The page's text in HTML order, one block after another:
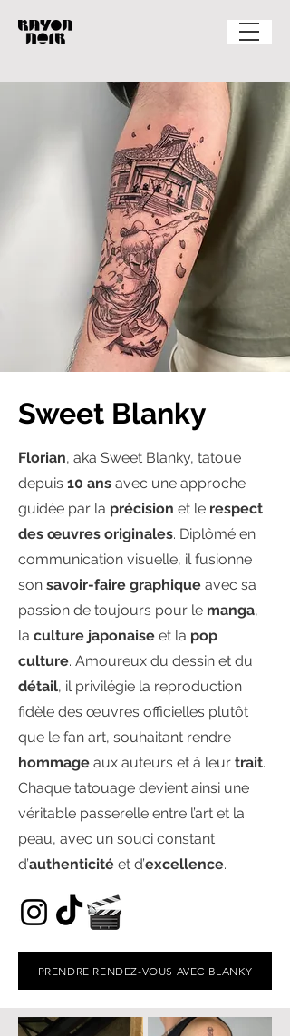
Sweet Blanky
Florian, aka Sweet Blanky, tatoue
depuis 10 ans avec une approche
guidée par la précision et le respect
des œuvres originales. Diplômé en
communication visuelle, il fusionne
son savoir-faire graphique avec sa
passion de toujours pour le manga,
la culture japonaise et la pop
culture. Amoureux du dessin et du
détail, il privilégie la reproduction
fidèle des œuvres officielles plutôt
que le fan art, souhaitant rendre
hommage aux auteurs et à leur trait.
Chaque tatouage devient ainsi une
véritable passerelle entre l’art et la
peau, avec un souci constant
d’authenticité et d’excellence.
PRENDRE RENDEZ-VOUS AVEC BLANKY